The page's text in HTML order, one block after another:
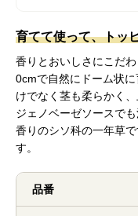
育てて使って、トッ
香りとおいしさにこだ
0cmで自然にドーム状
けでなく茎も柔らかく
ジェノベーゼソースで
香りのシソ科の一年草
す。
品番